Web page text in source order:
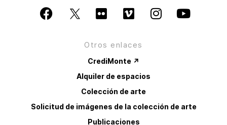
Otros enlaces
CrediMonte ↗
Alquiler de espacios
Colección de arte
Solicitud de imágenes de la colección de arte
Publicaciones